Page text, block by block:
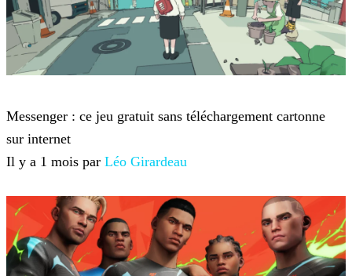
Messenger : ce jeu gratuit sans téléchargement cartonne
sur internet
Il y a 1 mois par Léo Girardeau